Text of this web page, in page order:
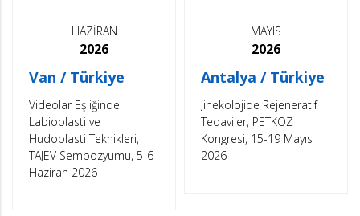
HAZİRAN
2026
Van / Türkiye
Videolar Eşliğinde
Labioplasti ve
Hudoplasti Teknikleri,
TAJEV Sempozyumu, 5-6
Haziran 2026
MAYIS
2026
Antalya / Türkiye
Jinekolojide Rejeneratif
Tedaviler, PETKOZ
Kongresi, 15-19 Mayıs
2026